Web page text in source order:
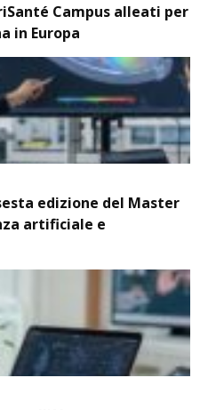
Campus alleati per
in Europa
edizione del Master
artificiale e